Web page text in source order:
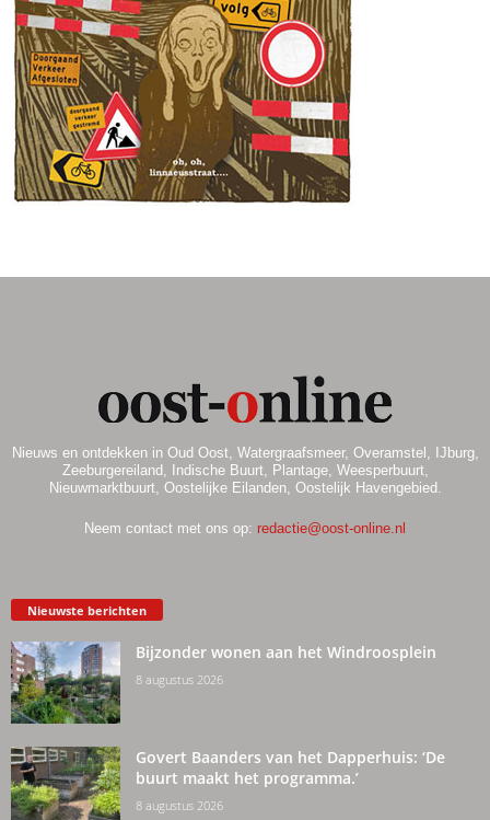
Nieuws en ontdekken in Oud Oost, Watergraafsmeer, Overamstel, IJburg,
Zeeburgereiland, Indische Buurt, Plantage, Weesperbuurt,
Nieuwmarktbuurt, Oostelijke Eilanden, Oostelijk Havengebied.
Neem contact met ons op: redactie@oost-online.nl
Nieuwste berichten
Bijzonder wonen aan het Windroosplein
8 augustus 2026
Govert Baanders van het Dapperhuis: ‘De
buurt maakt het programma.’
8 augustus 2026